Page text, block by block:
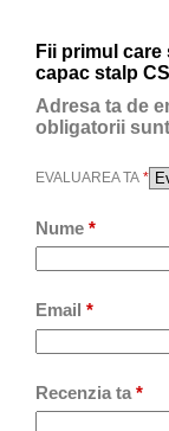
Fii primul
capac stalp
Adresa ta de
obligatorii
EVALUAREA TA *
Nume *
Email *
Recenzia ta *